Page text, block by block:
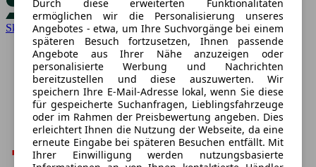
Skoda
Durch diese erweiterten Funktionalitäten
ermöglichen wir die Personalisierung unseres
Angebotes - etwa, um Ihre Suchvorgänge bei einem
späteren Besuch fortzusetzen, Ihnen passende
Angebote aus Ihrer Nähe anzuzeigen oder
personalisierte Werbung und Nachrichten
bereitzustellen und diese auszuwerten. Wir
speichern Ihre E-Mail-Adresse lokal, wenn Sie diese
für gespeicherte Suchanfragen, Lieblingsfahrzeuge
oder im Rahmen der Preisbewertung angeben. Dies
erleichtert Ihnen die Nutzung der Webseite, da eine
erneute Eingabe bei späteren Besuchen entfällt. Mit
Ihrer Einwilligung werden nutzungsbasierte